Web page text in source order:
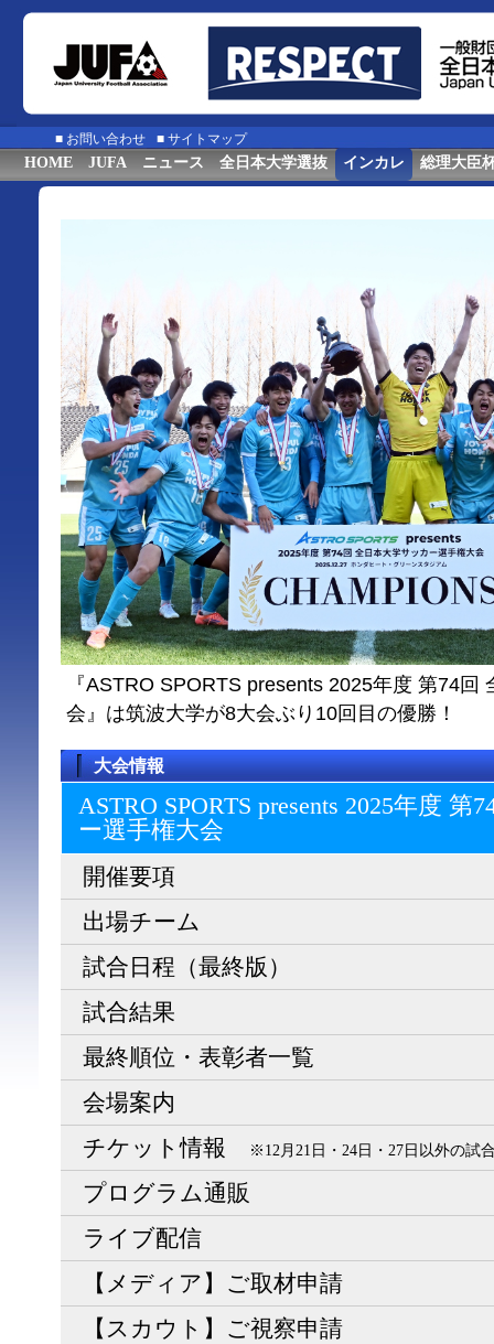
■ お問い合わせ ■ サイトマップ
HOME JUFA ニュース 全日本大学選抜 インカレ 総理大臣
『ASTRO SPORTS presents 2025年度 第74回
会』は筑波大学が8大会ぶり10回目の優勝！
大会情報
ASTRO SPORTS presents 2025年度
ー選⼿権⼤会
開催要項
出場チーム
試合日程（最終版）
試合結果
最終順位・表彰者一覧
会場案内
チケット情報
※12月21日・24日・27日以外の試
プログラム通販
ライブ配信
【メディア】ご取材申請
【スカウト】ご視察申請